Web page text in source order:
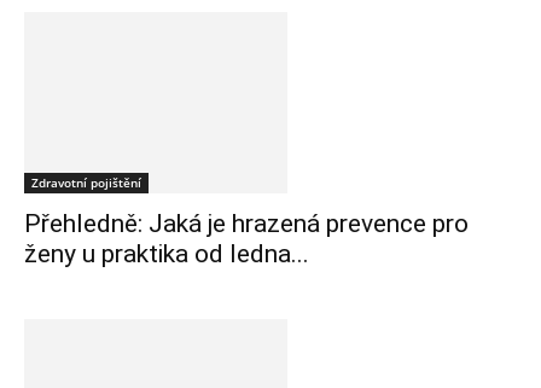
Zdravotní pojištění
Přehledně: Jaká je hrazená prevence pro
ženy u praktika od ledna...